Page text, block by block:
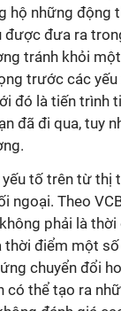
hộ những động
được đưa ra
tránh khỏi
trước các
đó là tiến trình
đã đi qua, tuy
tố trên từ thị
ngoại. Theo
phải là
thời điểm một
ứng chuyển đổi
có thể tạo ra